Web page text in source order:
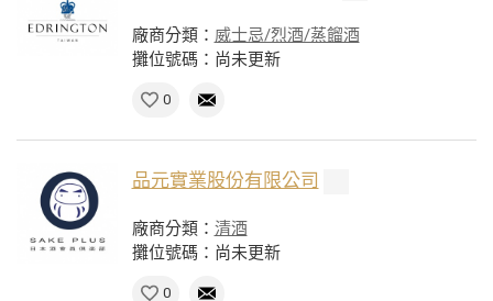
廠商分類： 威士忌/烈酒/蒸餾酒
攤位號碼：尚未更新
0
品元實業股份有限公司
廠商分類： 清酒
攤位號碼：尚未更新
0